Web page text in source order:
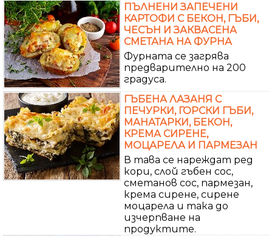
ПЪЛНЕНИ ЗАПЕЧЕНИ
КАРТОФИ С БЕКОН, ГЪБИ,
ЧЕСЪН И ЗАКВАСЕНА
СМЕТАНА НА ФУРНА
Фурната се загрява
предварително на 200
градуса.
ГЪБЕНА ЛАЗАНЯ С
ПЕЧУРКИ, ГОРСКИ ГЪБИ,
МАНАТАРКИ, БЕКОН,
КРЕМА СИРЕНЕ,
МОЦАРЕЛА И ПАРМЕЗАН
В тава се нареждат ред
кори, слой гъбен сос,
сметанов сос, пармезан,
крема сирене, сирене
моцарела и така до
изчерпване на
продуктите.